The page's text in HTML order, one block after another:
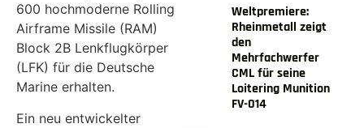
600 hochmoderne Rolling
Airframe Missile (RAM)
Block 2B Lenkflugkörper
(LFK) für die Deutsche
Marine erhalten.
Ein neu entwickelter
Weltpremiere:
Rheinmetall zeigt
den
Mehrfachwerfer
CML für seine
Loitering Munition
FV-014